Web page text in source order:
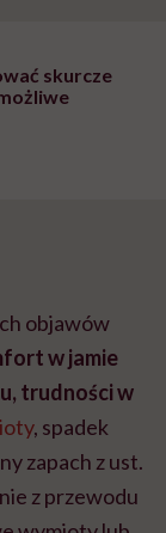
skurcze
objawów
w jamie
trudności w
, spadek
zapach z ust.
z przewodu